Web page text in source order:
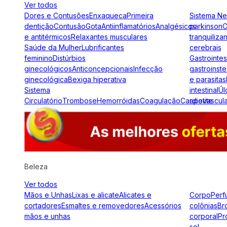
Ver todos
Dores e ContusõesEnxaquecaPrimeira
dentiçãoContusãoGotaAntiinflamatóriosAnalgésicos
e antitérmicosRelaxantes musculares
Saúde da MulherLubrificantes
femininoDistúrbios
ginecológicosAnticoncepcionaisInfecção
ginecológicaBexiga hiperativa
Sistema
CirculatórioTromboseHemorróidasCoagulação
Sistema
parkinson
cerebrais
e parasitas
intestinal
apetite
Beleza
Ver todos
Mãos e UnhasLixas e alicateAlicates e
cortadoresEsmaltes e removedoresAcessórios
mãos e unhas
Corpo
colônias
corporal